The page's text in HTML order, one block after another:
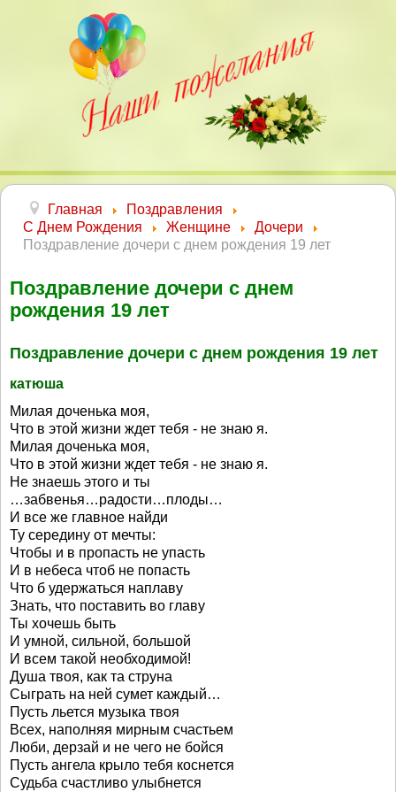
Главная
Поздравления
С Днем Рождения
Женщине
Дочери
Поздравление дочери с днем рождения 19 лет
Поздравление дочери с днем
рождения 19 лет
Поздравление дочери с днем рождения 19 лет
катюша
Милая доченька моя,
Что в этой жизни ждет тебя - не знаю я.
Милая доченька моя,
Что в этой жизни ждет тебя - не знаю я.
Не знаешь этого и ты
…забвенья…радости…плоды…
И все же главное найди
Ту середину от мечты:
Чтобы и в пропасть не упасть
И в небеса чтоб не попасть
Что б удержаться наплаву
Знать, что поставить во главу
Ты хочешь быть
И умной, сильной, большой
И всем такой необходимой!
Душа твоя, как та струна
Сыграть на ней сумет каждый…
Пусть льется музыка твоя
Всех, наполняя мирным счастьем
Люби, дерзай и не чего не бойся
Пусть ангела крыло тебя коснется
Судьба счастливо улыбнется